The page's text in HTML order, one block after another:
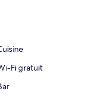
Fi gratuit